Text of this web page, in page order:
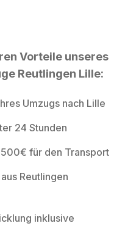
Vorteile unseres
Reutlingen Lille:
Umzugs nach Lille
24 Stunden
für den Transport
Reutlingen
inklusive